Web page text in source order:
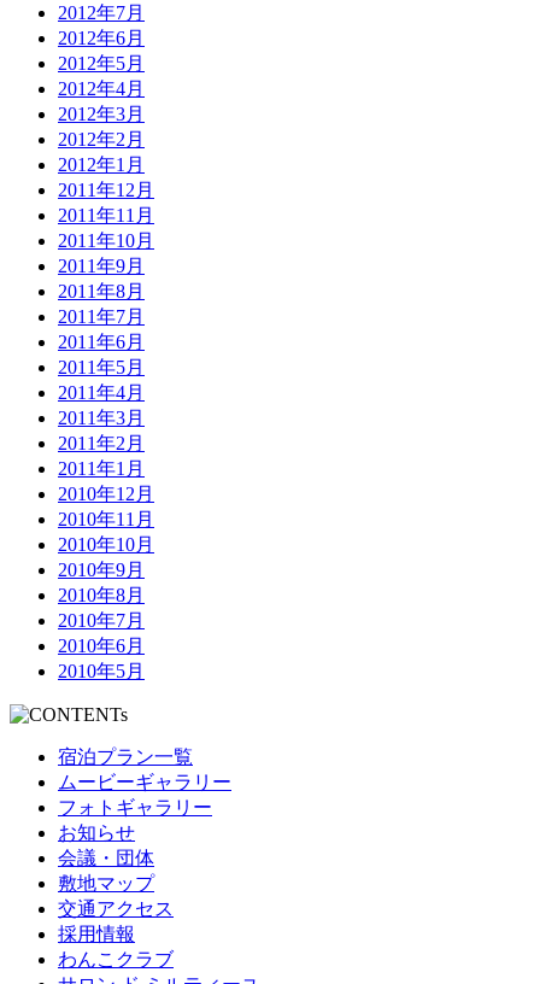
2012年7月
2012年6月
2012年5月
2012年4月
2012年3月
2012年2月
2012年1月
2011年12月
2011年11月
2011年10月
2011年9月
2011年8月
2011年7月
2011年6月
2011年5月
2011年4月
2011年3月
2011年2月
2011年1月
2010年12月
2010年11月
2010年10月
2010年9月
2010年8月
2010年7月
2010年6月
2010年5月
宿泊プラン一覧
ムービーギャラリー
フォトギャラリー
お知らせ
会議・団体
敷地マップ
交通アクセス
採用情報
わんこクラブ